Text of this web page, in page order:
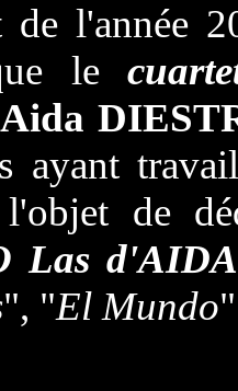
de l'année
le
Aida
ayant
de
Las d'AIDA
", "El Mundo